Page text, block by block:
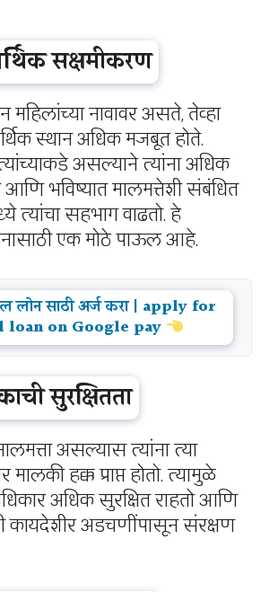
सक्षमीकरण
महिलांच्या नावावर असते, तेव्हा
स्थान अधिक मजबूत होते.
असल्याने त्यांना अधिक
आणि भविष्यात मालमत्तेशी संबंधित
त्यांचा सहभाग वाढतो. हे
एक मोठे पाऊल आहे.
लोन साठी अर्ज करा | apply for
loan on Google pay
सुरक्षितता
असल्यास त्यांना त्या
हक्क प्राप्त होतो. त्यामुळे
अधिक सुरक्षित राहतो आणि
कायदेशीर अडचणींपासून संरक्षण